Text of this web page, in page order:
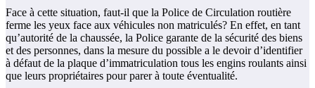
Face à cette situation, faut-il que la Police de Circulation routière
ferme les yeux face aux véhicules non matriculés? En effet, en tant
qu’autorité de la chaussée, la Police garante de la sécurité des biens
et des personnes, dans la mesure du possible a le devoir d’identifier
à défaut de la plaque d’immatriculation tous les engins roulants ainsi
que leurs propriétaires pour parer à toute éventualité.